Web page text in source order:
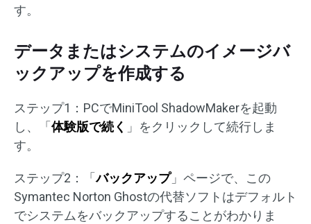
す。
データまたはシステムのイメージバ
ックアップを作成する
ステップ1：PCでMiniTool ShadowMakerを起動
し、「 体験版で続く 」をクリックして続行しま
す。
ステップ2：「バックアップ」ページで、この
Symantec Norton Ghostの代替ソフトはデフォルト
でシステムをバックアップすることがわかりま